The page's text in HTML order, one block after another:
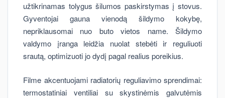
užtikrinamas tolygus šilumos paskirstymas į stovus.
Gyventojai gauna vienodą šildymo kokybę,
nepriklausomai nuo buto vietos name. Šildymo
valdymo įranga leidžia nuolat stebėti ir reguliuoti
srautą, optimizuoti jo dydį pagal realius poreikius.
Filme akcentuojami radiatorių reguliavimo sprendimai:
termostatiniai ventiliai su skystinėmis galvutėmis